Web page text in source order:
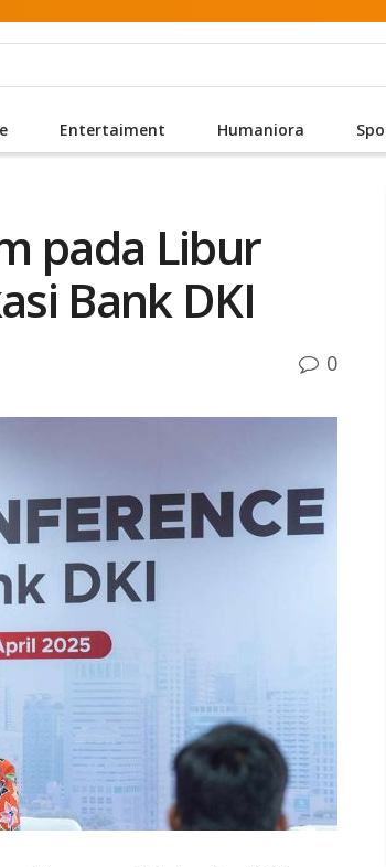
Entertaiment Humaniora
pada Libur
Bank DKI
0